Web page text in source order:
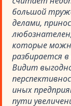
большой
делами,
которые
разбирается
Видит
иных
пути